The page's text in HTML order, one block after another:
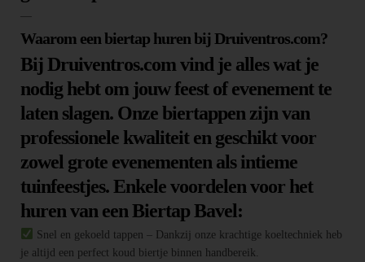
—
Waarom een biertap huren bij Druiventros.com?
Bij Druiventros.com vind je alles wat je
nodig hebt om jouw feest of evenement te
laten slagen. Onze biertappen zijn van
professionele kwaliteit en geschikt voor
zowel grote evenementen als intieme
tuinfeestjes. Enkele voordelen voor het
huren van een Biertap Bavel:
Snel en gekoeld tappen – Dankzij onze krachtige koeltechniek heb
je altijd een perfect koud biertje binnen handbereik.